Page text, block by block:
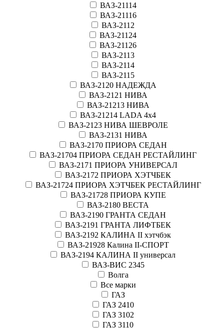
ВАЗ-21114
ВАЗ-21116
ВАЗ-2112
ВАЗ-21124
ВАЗ-21126
ВАЗ-2113
ВАЗ-2114
ВАЗ-2115
ВАЗ-2120 НАДЕЖДА
ВАЗ-2121 НИВА
ВАЗ-21213 НИВА
ВАЗ-21214 LADA 4х4
ВАЗ-2123 НИВА ШЕВРОЛЕ
ВАЗ-2131 НИВА
ВАЗ-2170 ПРИОРА СЕДАН
ВАЗ-21704 ПРИОРА СЕДАН РЕСТАЙЛИНГ
ВАЗ-2171 ПРИОРА УНИВЕРСАЛ
ВАЗ-2172 ПРИОРА ХЭТЧБЕК
ВАЗ-21724 ПРИОРА ХЭТЧБЕК РЕСТАЙЛИНГ
ВАЗ-21728 ПРИОРА КУПЕ
ВАЗ-2180 ВЕСТА
ВАЗ-2190 ГРАНТА СЕДАН
ВАЗ-2191 ГРАНТА ЛИФТБЕК
ВАЗ-2192 КАЛИНА II хэтчбэк
ВАЗ-21928 Калина II-СПОРТ
ВАЗ-2194 КАЛИНА II универсал
ВАЗ-ВИС 2345
Волга
Все марки
ГАЗ
ГАЗ 2410
ГАЗ 3102
ГАЗ 3110